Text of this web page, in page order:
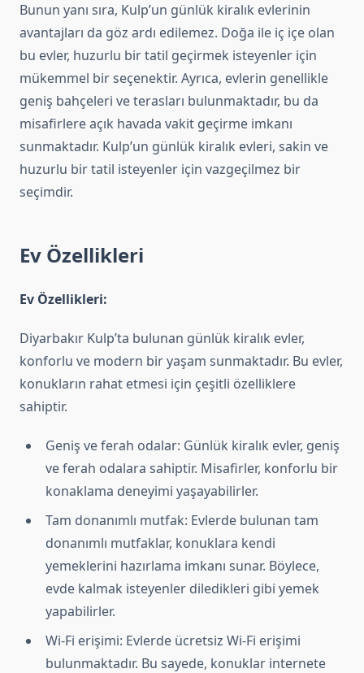
Bunun yanı sıra, Kulp’un günlük kiralık evlerinin
avantajları da göz ardı edilemez. Doğa ile iç içe olan
bu evler, huzurlu bir tatil geçirmek isteyenler için
mükemmel bir seçenektir. Ayrıca, evlerin genellikle
geniş bahçeleri ve terasları bulunmaktadır, bu da
misafirlere açık havada vakit geçirme imkanı
sunmaktadır. Kulp’un günlük kiralık evleri, sakin ve
huzurlu bir tatil isteyenler için vazgeçilmez bir
seçimdir.
Ev Özellikleri
Ev Özellikleri:
Diyarbakır Kulp’ta bulunan günlük kiralık evler,
konforlu ve modern bir yaşam sunmaktadır. Bu evler,
konukların rahat etmesi için çeşitli özelliklere
sahiptir.
Geniş ve ferah odalar: Günlük kiralık evler, geniş
ve ferah odalara sahiptir. Misafirler, konforlu bir
konaklama deneyimi yaşayabilirler.
Tam donanımlı mutfak: Evlerde bulunan tam
donanımlı mutfaklar, konuklara kendi
yemeklerini hazırlama imkanı sunar. Böylece,
evde kalmak isteyenler diledikleri gibi yemek
yapabilirler.
Wi-Fi erişimi: Evlerde ücretsiz Wi-Fi erişimi
bulunmaktadır. Bu sayede, konuklar internete